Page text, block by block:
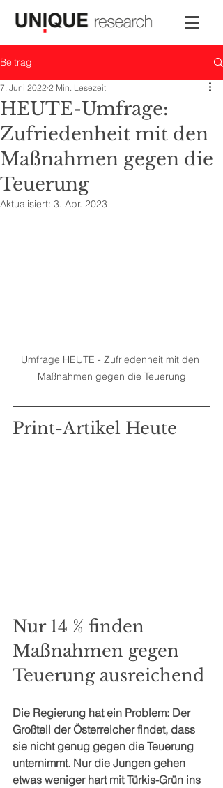
Beitrag
HEUTE-Umfrage:
Zufriedenheit mit den
Maßnahmen gegen die
Teuerung
7. Juni 2022 2 Min. Lesezeit
Aktualisiert: 3. Apr. 2023
Umfrage HEUTE - Zufriedenheit mit den
Maßnahmen gegen die Teuerung
Print-Artikel Heute
Nur 14 % finden
Maßnahmen gegen
Teuerung ausreichend
Die Regierung hat ein Problem: Der
Großteil der Österreicher findet, dass
sie nicht genug gegen die Teuerung
unternimmt. Nur die Jungen gehen
etwas weniger hart mit Türkis-Grün ins